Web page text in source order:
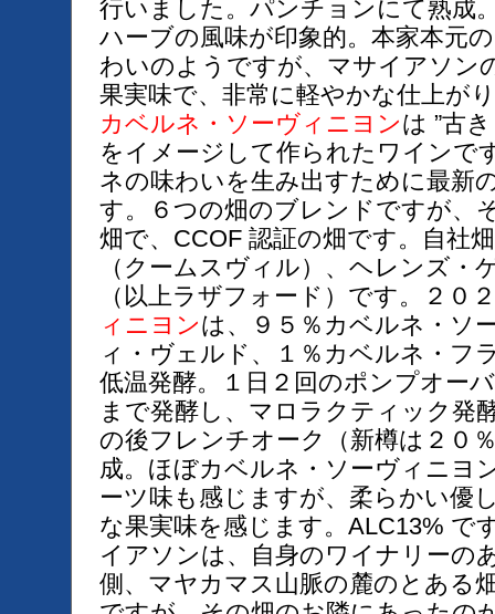
行いました。パンチョンにて熟成
ハーブの風味が印象的。本家本元
わいのようですが、マサイアソン
果実味で、非常に軽やかな仕上が
カベルネ・ソーヴィニヨンは ”古
をイメージして作られたワインで
ネの味わいを生み出すために最新
す。６つの畑のブレンドですが、
畑で、CCOF 認証の畑です。自社
（クームスヴィル）、ヘレンズ・
（以上ラザフォード）です。２０
ィニヨンは、９５％カベルネ・ソ
ィ・ヴェルド、１％カベルネ・フ
低温発酵。１日２回のポンプオー
まで発酵し、マロラクティック発
の後フレンチオーク（新樽は２０
成。ほぼカベルネ・ソーヴィニヨ
ーツ味も感じますが、柔らかい優
な果実味を感じます。ALC13% で
イアソンは、自身のワイナリーの
側、マヤカマス山脈の麓のとある